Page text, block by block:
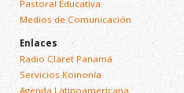
Pastoral Educativa
Medios de Comunicación
Enlaces
Radio Claret Panamá
Servicios Koinonía
Agenda Latinoamericana